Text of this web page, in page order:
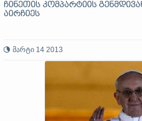
ჩინეთის კომპარტიის
აირჩიეს
მარტი 14 2013